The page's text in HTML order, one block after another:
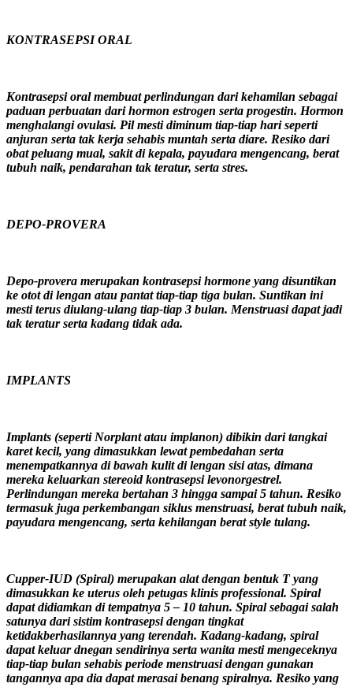
KONTRASEPSI ORAL
Kontrasepsi oral membuat perlindungan dari kehamilan sebagai
paduan perbuatan dari hormon estrogen serta progestin. Hormon
menghalangi ovulasi. Pil mesti diminum tiap-tiap hari seperti
anjuran serta tak kerja sehabis muntah serta diare. Resiko dari
obat peluang mual, sakit di kepala, payudara mengencang, berat
tubuh naik, pendarahan tak teratur, serta stres.
DEPO-PROVERA
Depo-provera merupakan kontrasepsi hormone yang disuntikan
ke otot di lengan atau pantat tiap-tiap tiga bulan. Suntikan ini
mesti terus diulang-ulang tiap-tiap 3 bulan. Menstruasi dapat jadi
tak teratur serta kadang tidak ada.
IMPLANTS
Implants (seperti Norplant atau implanon) dibikin dari tangkai
karet kecil, yang dimasukkan lewat pembedahan serta
menempatkannya di bawah kulit di lengan sisi atas, dimana
mereka keluarkan stereoid kontrasepsi levonorgestrel.
Perlindungan mereka bertahan 3 hingga sampai 5 tahun. Resiko
termasuk juga perkembangan siklus menstruasi, berat tubuh naik,
payudara mengencang, serta kehilangan berat style tulang.
Cupper-IUD (Spiral) merupakan alat dengan bentuk T yang
dimasukkan ke uterus oleh petugas klinis professional. Spiral
dapat didiamkan di tempatnya 5 – 10 tahun. Spiral sebagai salah
satunya dari sistim kontrasepsi dengan tingkat
ketidakberhasilannya yang terendah. Kadang-kadang, spiral
dapat keluar dnegan sendirinya serta wanita mesti mengeceknya
tiap-tiap bulan sehabis periode menstruasi dengan gunakan
tangannya apa dia dapat merasai benang spiralnya. Resiko yang